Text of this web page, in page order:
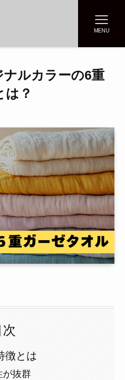
MENU
ルカラーの6重
は？
次
徴とは
が抜群